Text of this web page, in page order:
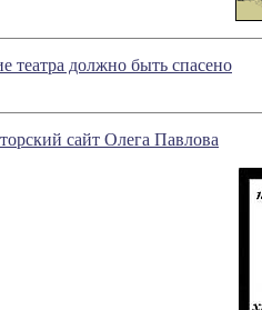
театра должно быть спасено
сайт Олега Павлова